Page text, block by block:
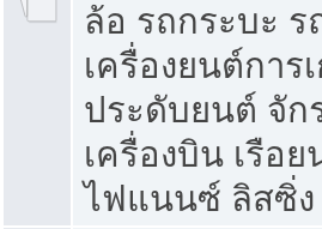
ล้อ รถกระบะ
เครื่องยนต์การ
ประดับยนต์ จัก
เครื่องบิน เรือ
ไฟแนนซ์ ลิสซิ่ง